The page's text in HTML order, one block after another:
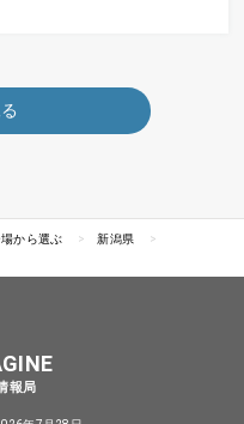
から選ぶ
新潟県
報局